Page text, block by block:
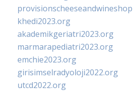
khedi2023.org
akademikgeriatri2023.org
marmarapediatri2023.org
emchie2023.org
girisimselradyoloji2022.org
utcd2022.org